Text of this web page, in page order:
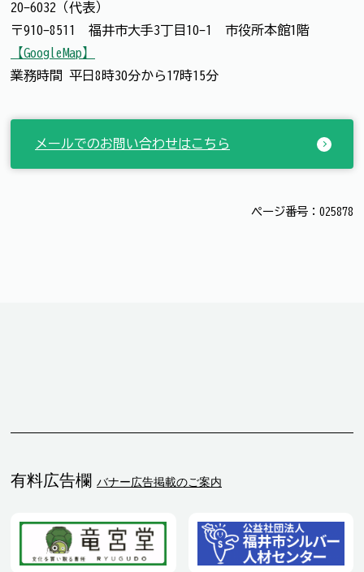
20-6032（代表）
〒910-8511 福井市大手3丁目10-1 市役所本館1階
【GoogleMap】
業務時間 平日8時30分から17時15分
メールでのお問い合わせはこちら
ページ番号：025878
有料広告欄 バナー広告掲載のご案内